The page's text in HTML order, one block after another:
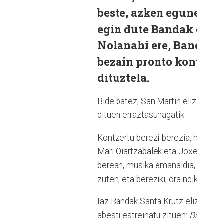
beste, azken
egin dute
Nolanahi ere,
bezain pronto
dituztela.
Bide batez, San Martin
dituen erraztasunagatik.
Kontzertu berezi-berezia,
Mari Oiartzabalek eta
berean, musika
zuten, eta bereziki,
Iaz Bandak Santa Krutz
abesti estreinatu zituen: